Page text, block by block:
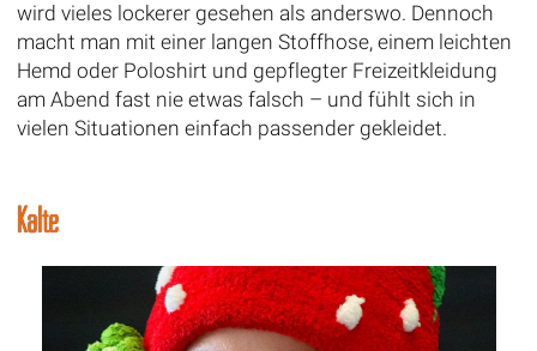
wird vieles lockerer gesehen als anderswo. Dennoch
macht man mit einer langen Stoffhose, einem leichten
Hemd oder Poloshirt und gepflegter Freizeitkleidung
am Abend fast nie etwas falsch – und fühlt sich in
vielen Situationen einfach passender gekleidet.
Kälte